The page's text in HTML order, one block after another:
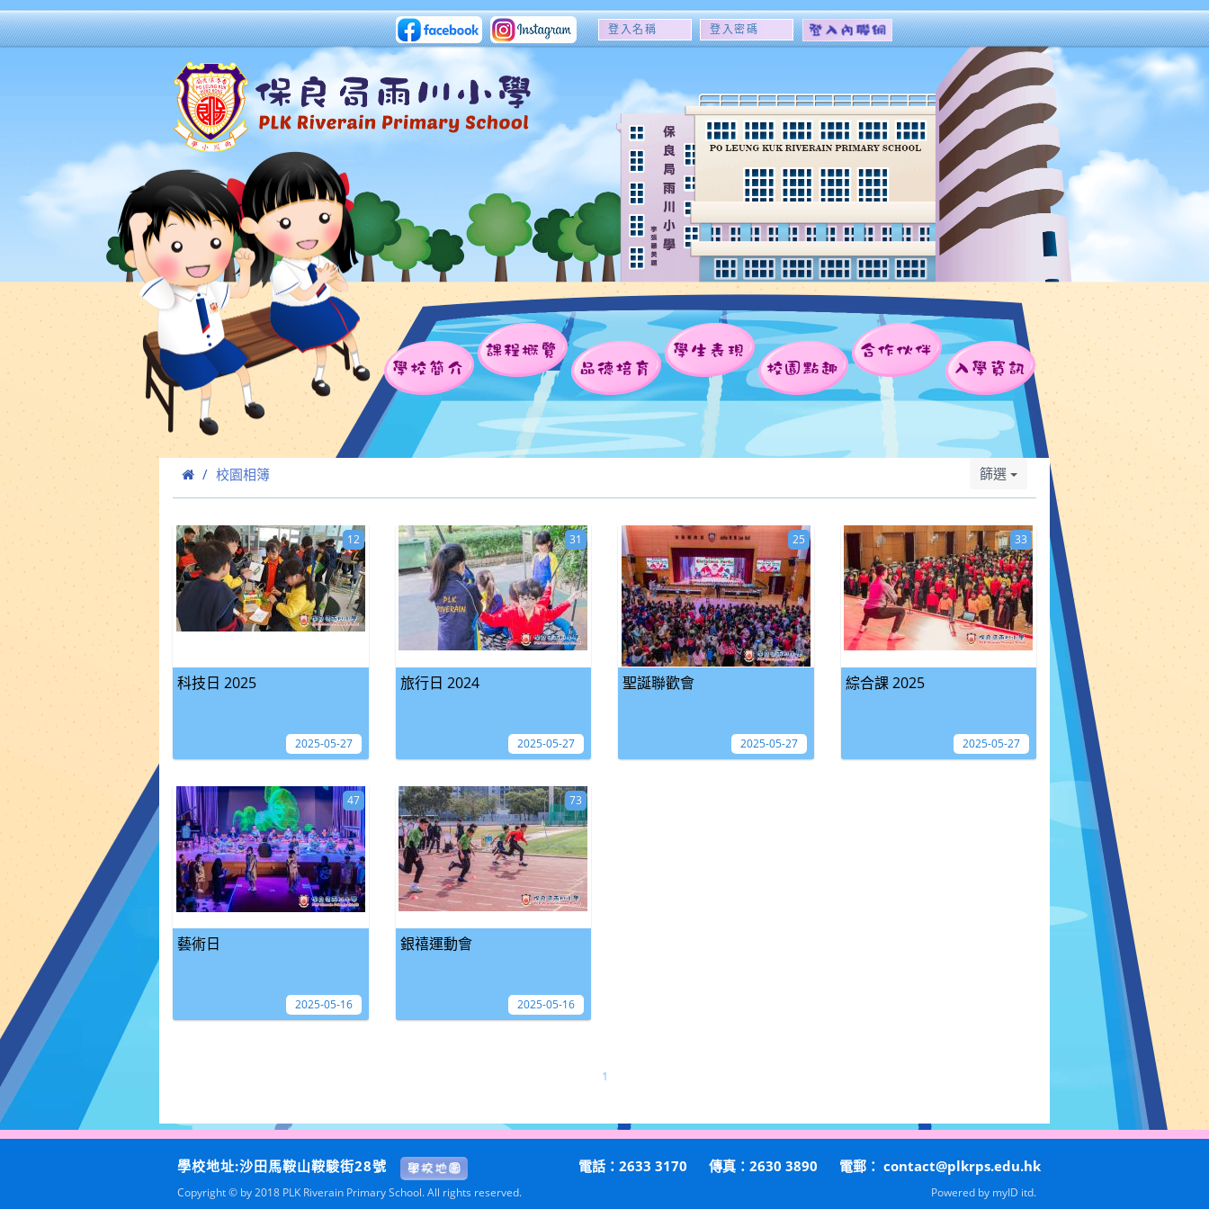
登
名
稱
登
密
碼
學校簡介
課程概覽
品德培育
學生表現
校園點趣
合作伙伴
入學資訊
校園相簿 篩選
科技日 2025
12
2025-05-27
旅行日 2024
31
2025-05-27
聖誕聯歡會
25
2025-05-27
綜合課 2025
33
2025-05-27
藝術日
47
2025-05-16
銀禧運動會
73
2025-05-16
1
學校地址:沙田馬鞍山鞍駿街28號 電話：2633 3170 傳真：2630 3890 電郵： contact@plkrps.edu.hk
Copyright © by 2018 PLK Riverain Primary School. All rights reserved. Powered by myID itd.